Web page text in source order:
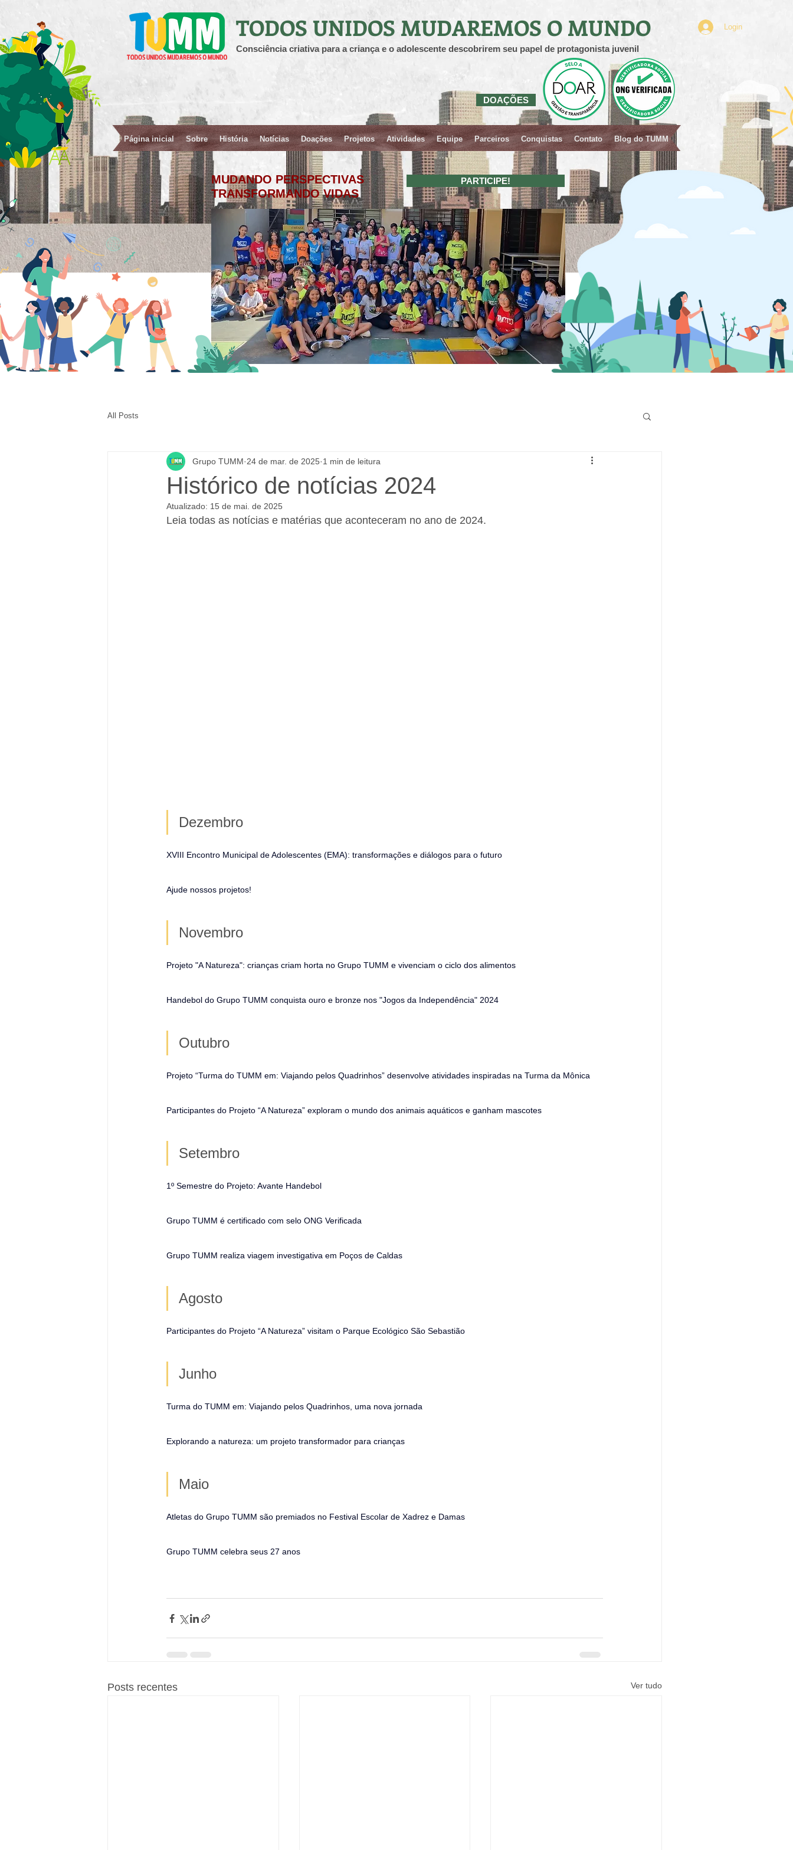
TODOS UNIDOS MUDAREMOS O MUNDO
Consciência criativa para a criança e o adolescente descobrirem seu papel de protagonista juvenil
DOAÇÕES
Página inicial Sobre História Notícias Doações Projetos Atividades Equipe Parceiros Conquistas Contato Blog do TUMM
MUDANDO PERSPECTIVAS
TRANSFORMANDO VIDAS
PARTICIPE!
Login
All Posts
Histórico de notícias 2024
Grupo TUMM 24 de mar. de 2025 1 min de leitura
Atualizado: 15 de mai. de 2025
Leia todas as notícias e matérias que aconteceram no ano de 2024.
Dezembro
XVIII Encontro Municipal de Adolescentes (EMA): transformações e diálogos para o futuro
Ajude nossos projetos!
Novembro
Projeto "A Natureza": crianças criam horta no Grupo TUMM e vivenciam o ciclo dos alimentos
Handebol do Grupo TUMM conquista ouro e bronze nos "Jogos da Independência" 2024
Outubro
Projeto “Turma do TUMM em: Viajando pelos Quadrinhos” desenvolve atividades inspiradas na Turma da Mônica
Participantes do Projeto “A Natureza” exploram o mundo dos animais aquáticos e ganham mascotes
Setembro
1º Semestre do Projeto: Avante Handebol
Grupo TUMM é certificado com selo ONG Verificada
Grupo TUMM realiza viagem investigativa em Poços de Caldas
Agosto
Participantes do Projeto “A Natureza” visitam o Parque Ecológico São Sebastião
Junho
Turma do TUMM em: Viajando pelos Quadrinhos, uma nova jornada
Explorando a natureza: um projeto transformador para crianças
Maio
Atletas do Grupo TUMM são premiados no Festival Escolar de Xadrez e Damas
Grupo TUMM celebra seus 27 anos
Posts recentes Ver tudo